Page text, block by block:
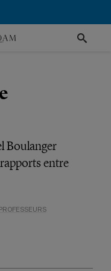
Boulanger
entre
PROFESSEURS